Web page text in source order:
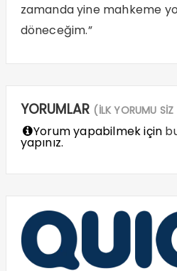
zamanda yine mahkeme
döneceğim.”
YORUMLAR (İLK YORUMU
Yorum yapabilmek için
yapınız.